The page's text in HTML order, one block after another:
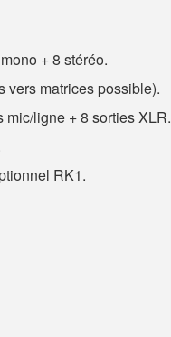
+ 8 stéréo.
vers matrices possible).
mic/ligne + 8 sorties XLR.
RK1.